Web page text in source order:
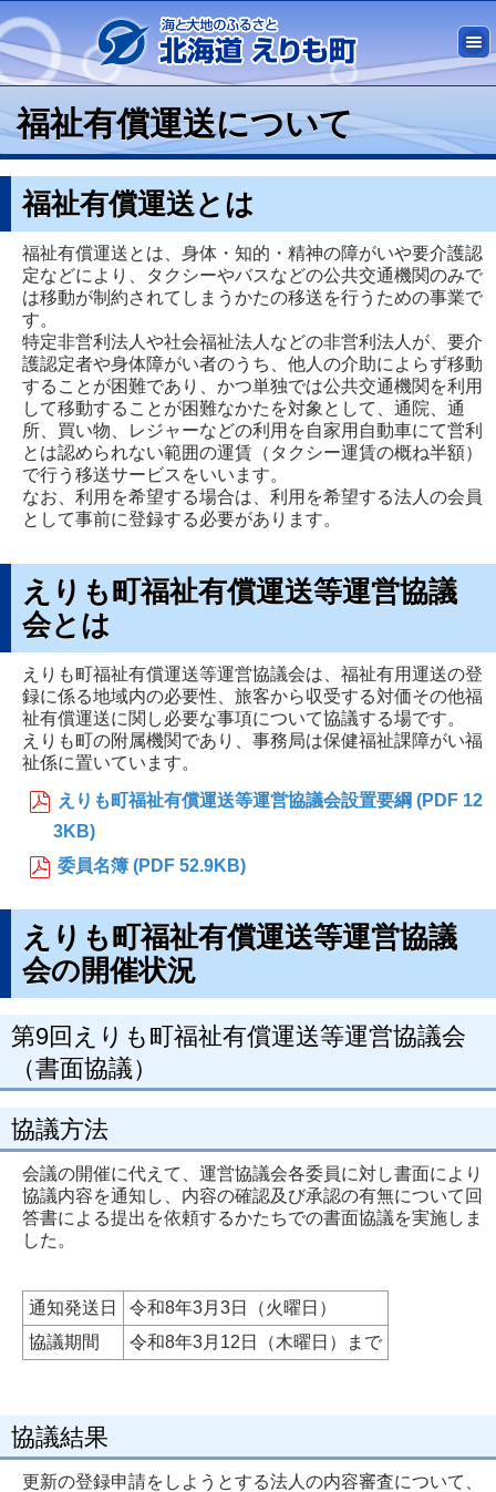
福祉有償運送について
福祉有償運送とは
福祉有償運送とは、身体・知的・精神の障がいや要介護認
定などにより、タクシーやバスなどの公共交通機関のみで
は移動が制約されてしまうかたの移送を行うための事業で
す。
特定非営利法人や社会福祉法人などの非営利法人が、要介
護認定者や身体障がい者のうち、他人の介助によらず移動
することが困難であり、かつ単独では公共交通機関を利用
して移動することが困難なかたを対象として、通院、通
所、買い物、レジャーなどの利用を自家用自動車にて営利
とは認められない範囲の運賃（タクシー運賃の概ね半額）
で行う移送サービスをいいます。
なお、利用を希望する場合は、利用を希望する法人の会員
として事前に登録する必要があります。
えりも町福祉有償運送等運営協議
会とは
えりも町福祉有償運送等運営協議会は、福祉有用運送の登
録に係る地域内の必要性、旅客から収受する対価その他福
祉有償運送に関し必要な事項について協議する場です。
えりも町の附属機関であり、事務局は保健福祉課障がい福
祉係に置いています。
えりも町福祉有償運送等運営協議会設置要綱 (PDF 12
3KB)
委員名簿 (PDF 52.9KB)
えりも町福祉有償運送等運営協議
会の開催状況
第9回えりも町福祉有償運送等運営協議会
（書面協議）
協議方法
会議の開催に代えて、運営協議会各委員に対し書面により
協議内容を通知し、内容の確認及び承認の有無について回
答書による提出を依頼するかたちでの書面協議を実施しま
した。
通知発送日
令和8年3月3日（火曜日）
協議期間
令和8年3月12日（木曜日）まで
協議結果
更新の登録申請をしようとする法人の内容審査について、